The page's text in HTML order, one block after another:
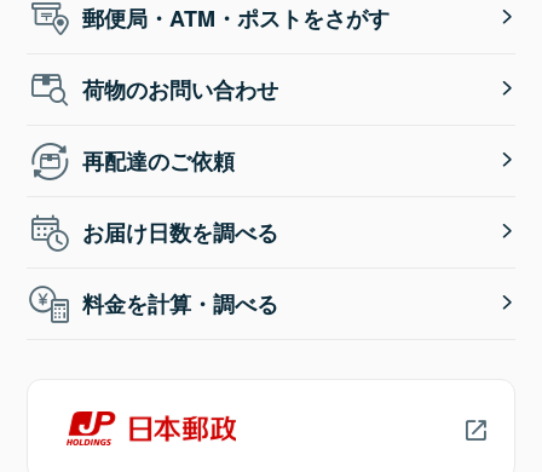
郵便局・ATM・ポストをさがす
荷物のお問い合わせ
再配達のご依頼
お届け日数を調べる
料金を計算・調べる